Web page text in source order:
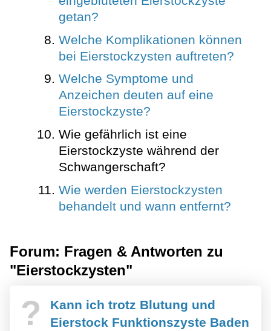
getan?
Welche Komplikationen können
bei Eierstockzysten auftreten?
Welche Symptome und
Anzeichen deuten auf eine
Eierstockzyste?
Wie gefährlich ist eine
Eierstockzyste während der
Schwangerschaft?
Wie werden Eierstockzysten
behandelt und wann entfernt?
Forum: Fragen & Antworten zu
"Eierstockzysten"
?
Kann ich trotz Blutung und
Eierstock Funktionszyste Baden